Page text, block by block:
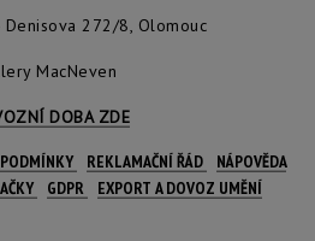
Denisova 272/8, Olomouc
MacNeven
DOBA ZDE
REKLAMAČNÍ ŘÁD
NÁPOVĚDA
GDPR EXPORT A DOVOZ UMĚNÍ